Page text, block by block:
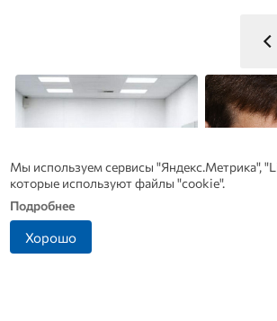
Мы используем сервисы "Яндекс.Метрика",
которые используют файлы "cookie".
Подробнее
Хорошо